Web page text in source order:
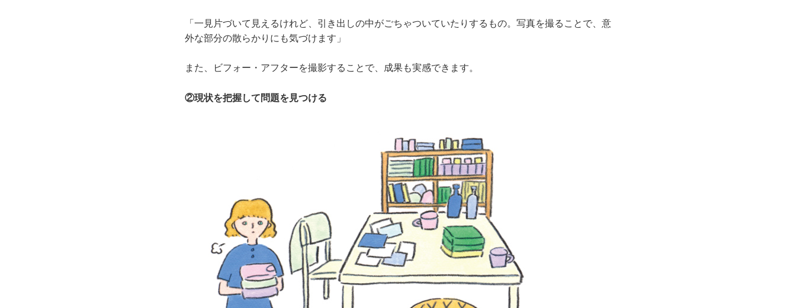
「一見片づいて見えるけれど、引き出しの中がごちゃついていたりするもの。写真を撮ることで、意
外な部分の散らかりにも気づけます」
また、ビフォー・アフターを撮影することで、成果も実感できます。
②現状を把握して問題を見つける